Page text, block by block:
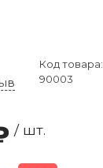
Код товара:
90003
/ шт.